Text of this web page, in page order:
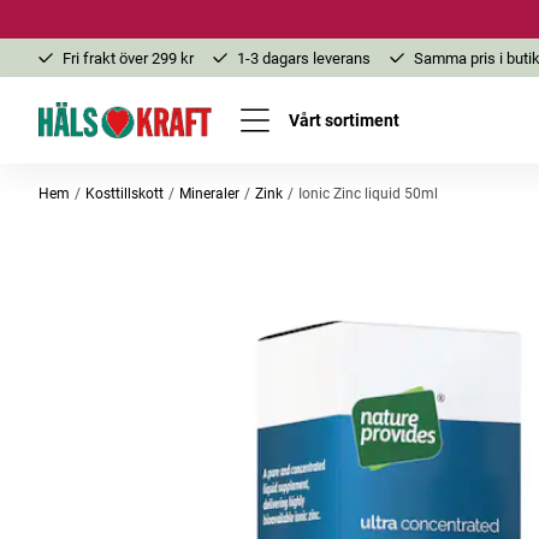
Fri frakt över 299 kr 1-3 dagars leverans Samma pris i
Vårt sortiment
Hem Kosttillskott Mineraler Zink Ionic Zinc liquid 50ml